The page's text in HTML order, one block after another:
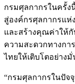
กรมศุลกากรในครั้ง
สู่องค์กรศุลกากรแห่
และสร้างคุณค่าให้กั
ความสะดวกทางกา
ไทยให้เติบโตอย่าง
“กรมศุลกากรในปัจ